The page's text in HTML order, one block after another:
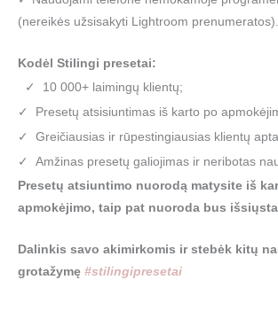
(nereikės užsisakyti Lightroom prenumeratos).
Kodėl Stilingi presetai:
✓ 10 000+ laimingų klientų;
✓ Presetų atsisiuntimas iš karto po
✓ Greičiausias ir rūpestingiausias klientų
✓ Amžinas presetų galiojimas ir neribotas
Presetų atsiuntimo nuorodą matysite iš
apmokėjimo, taip pat nuoroda bus
Dalinkis savo akimirkomis ir stebėk kitų
grotažymę #stilingipresetai